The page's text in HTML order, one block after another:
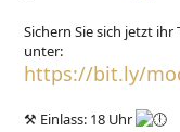
Sichern Sie sich jetzt
unter:
https://bit.ly/
⚒︎ Einlass: 18 Uhr